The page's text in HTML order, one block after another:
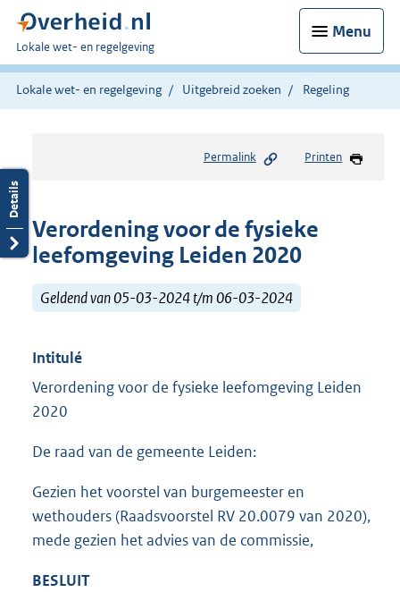
Menu
U
bent
hier:
Lokale wet- en regelgeving
Lokale wet- en regelgeving Uitgebreid zoeken Regeling
Permalink Printen
Verordening voor de fysieke
leefomgeving Leiden 2020
Geldend van 05-03-2024 t/m 06-03-2024
Intitulé
Verordening voor de fysieke leefomgeving Leiden
2020
De raad van de gemeente Leiden:
Gezien het voorstel van burgemeester en
wethouders (Raadsvoorstel RV 20.0079 van 2020),
mede gezien het advies van de commissie,
BESLUIT